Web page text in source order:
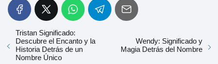
Tristan Significado:
Descubre el Encanto y la
Historia Detrás de un
Nombre Único
Wendy: Significado y
Magia Detrás del Nombre